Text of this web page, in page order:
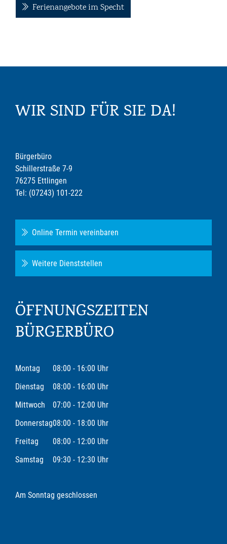
Ferienangebote im Specht
WIR SIND FÜR SIE DA!
Bürgerbüro
Schillerstraße 7-9
76275 Ettlingen
Tel: (07243) 101-222
Online Termin vereinbaren
Weitere Dienststellen
ÖFFNUNGSZEITEN
BÜRGERBÜRO
Montag
08:00 - 16:00 Uhr
Dienstag
08:00 - 16:00 Uhr
Mittwoch
07:00 - 12:00 Uhr
Donnerstag08:00 - 18:00 Uhr
Freitag
08:00 - 12:00 Uhr
Samstag
09:30 - 12:30 Uhr
Am Sonntag geschlossen